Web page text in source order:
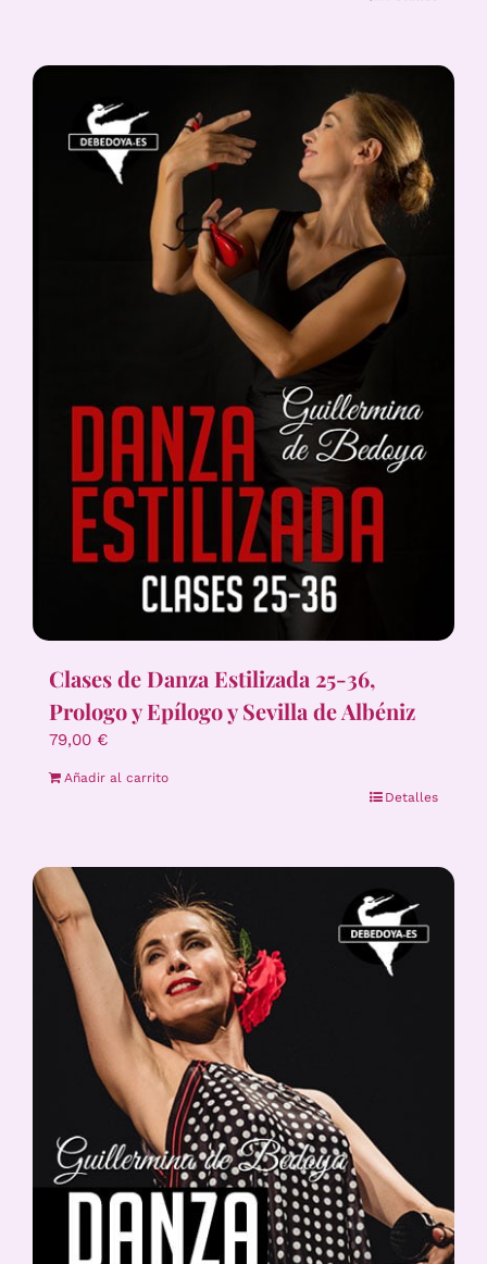
Clases de Danza Estilizada 25-36,
Prologo y Epílogo y Sevilla de Albéniz
79,00 €
Añadir al carrito
Detalles